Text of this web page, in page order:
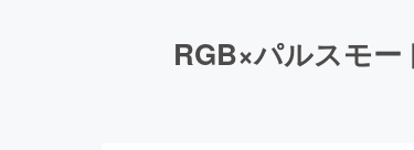
RGB×パルスモー